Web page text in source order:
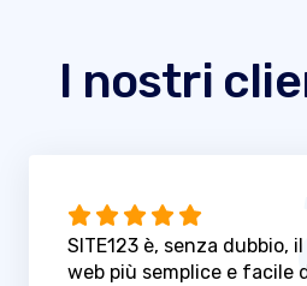
I nostri
SITE123 è, senza dubbio,
web più semplice e facile